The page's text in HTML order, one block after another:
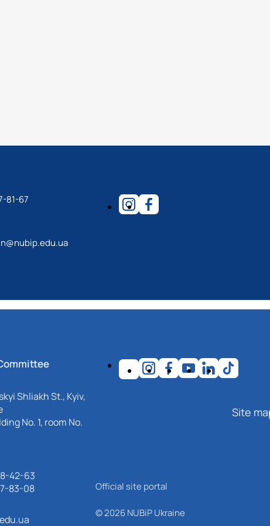
81-67
Shliakh St., Kyiv,
No. 1, room No.
42-63
83-08
Site
Official site portal
© 2026 NUBiP Ukraine